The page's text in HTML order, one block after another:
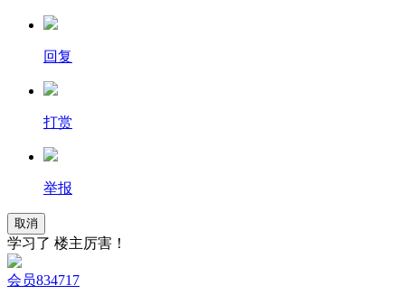
回复
打赏
举报
取消
学习了 楼主厉害！
会员834717